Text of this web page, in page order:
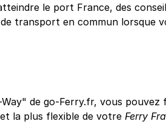
le port France, des
transport en commun lorsque
de go-Ferry.fr, vous pouvez
la plus flexible de votre Ferry